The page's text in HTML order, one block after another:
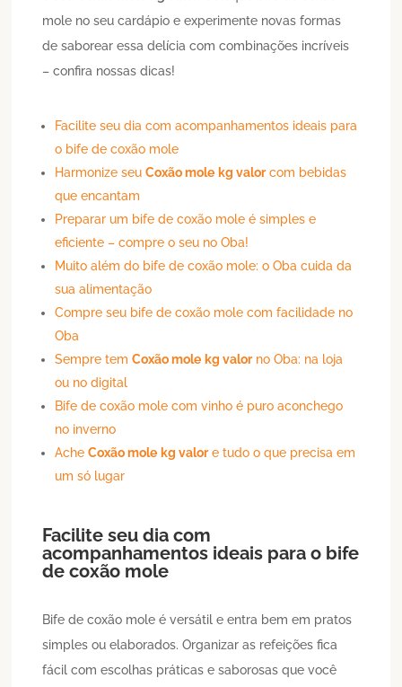
mole no seu cardápio e experimente novas formas
de saborear essa delícia com combinações incríveis
– confira nossas dicas!
Facilite seu dia com acompanhamentos ideais para
o bife de coxão mole
Harmonize seuCoxão mole kg valorcom bebidas
que encantam
Preparar um bife de coxão mole é simples e
eficiente – compre o seu no Oba!
Muito além do bife de coxão mole: o Oba cuida da
sua alimentação
Compre seu bife de coxão mole com facilidade no
Oba
Sempre temCoxão mole kg valorno Oba: na loja
ou no digital
Bife de coxão mole com vinho é puro aconchego
no inverno
AcheCoxão mole kg valore tudo o que precisa em
um só lugar
Facilite seu dia com
acompanhamentos ideais para o bife
de coxão mole
Bife de coxão mole é versátil e entra bem em pratos
simples ou elaborados. Organizar as refeições fica
fácil com escolhas práticas e saborosas que você